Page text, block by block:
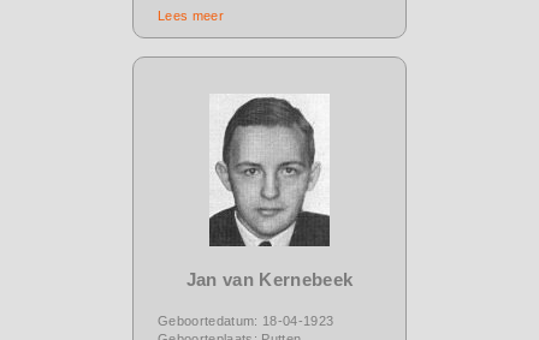
Lees meer
Jan van Kernebeek
Geboortedatum: 18-04-1923